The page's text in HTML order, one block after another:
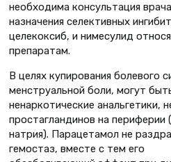
необходима консультация
назначения селективных
целекоксиб, и нимесулид
препаратам.
В целях купирования болевого
менструальной боли, могут
ненаркотические анальгетики,
простагландинов на
натрия). Парацетамол не
гемостаз, вместе с тем его